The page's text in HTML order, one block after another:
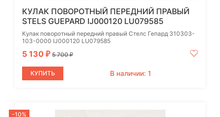
КУЛАК ПОВОРОТНЫЙ ПЕРЕДНИЙ ПРАВЫЙ
STELS GUEPARD IJ000120 LU079585
Кулак поворотный передний правый Стелс Гепард 310303-
103-0000 IJ000120 LU079585
5 130 ₽ 5 700₽
КУПИТЬ В наличии: 1
-10%